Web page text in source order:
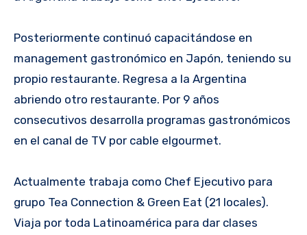
Posteriormente continuó capacitándose en
management gastronómico en Japón, teniendo su
propio restaurante. Regresa a la Argentina
abriendo otro restaurante. Por 9 años
consecutivos desarrolla programas gastronómicos
en el canal de TV por cable elgourmet.
Actualmente trabaja como Chef Ejecutivo para
grupo Tea Connection & Green Eat (21 locales).
Viaja por toda Latinoamérica para dar clases